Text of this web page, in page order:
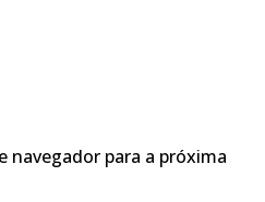
navegador para a próxima